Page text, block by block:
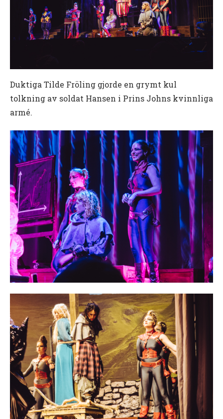
Duktiga Tilde Fröling gjorde en grymt kul
tolkning av soldat Hansen i Prins Johns kvinnliga
armé.